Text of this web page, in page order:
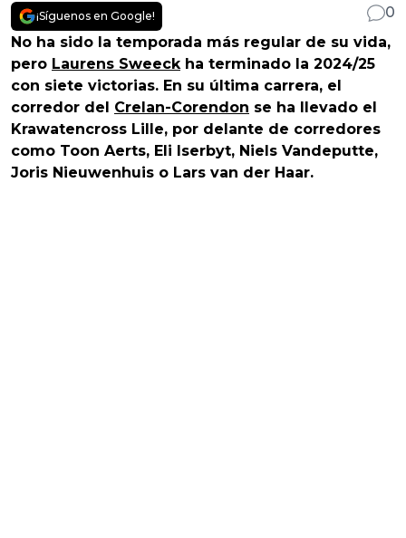
¡Síguenos en Google!
0
No ha sido la temporada más regular de su vida,
pero Laurens Sweeck ha terminado la 2024/25
con siete victorias. En su última carrera, el
corredor del Crelan-Corendon se ha llevado el
Krawatencross Lille, por delante de corredores
como Toon Aerts, Eli Iserbyt, Niels Vandeputte,
Joris Nieuwenhuis o Lars van der Haar.